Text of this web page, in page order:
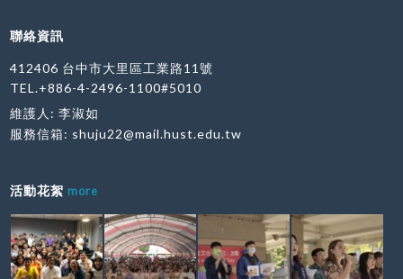
聯絡資訊
412406 台中市大里區工業路11號
TEL.+886-4-2496-1100#5010
維護人: 李淑如
服務信箱: shuju22@mail.hust.edu.tw
活動花絮 more